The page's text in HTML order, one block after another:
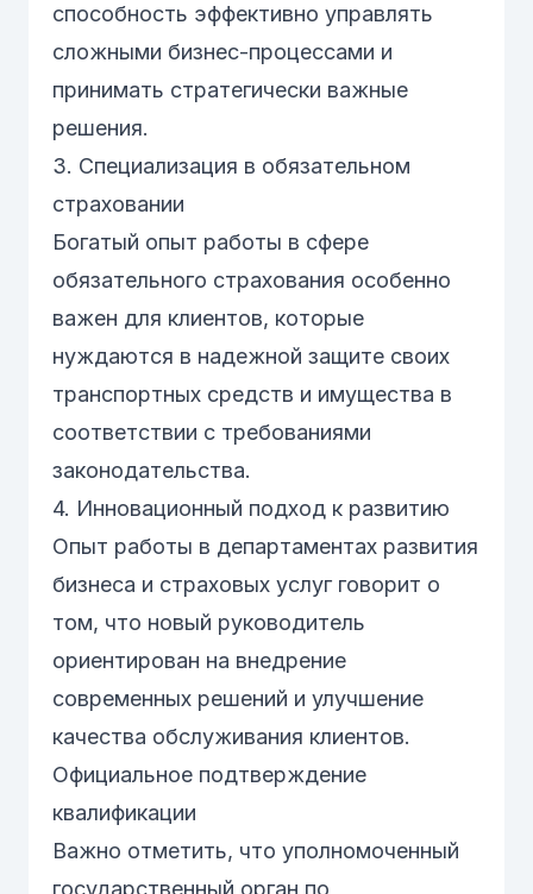
способность эффективно управлять
сложными бизнес-процессами и
принимать стратегически важные
решения.
3. Специализация в обязательном
страховании
Богатый опыт работы в сфере
обязательного страхования особенно
важен для клиентов, которые
нуждаются в надежной защите своих
транспортных средств и имущества в
соответствии с требованиями
законодательства.
4. Инновационный подход к развитию
Опыт работы в департаментах развития
бизнеса и страховых услуг говорит о
том, что новый руководитель
ориентирован на внедрение
современных решений и улучшение
качества обслуживания клиентов.
Официальное подтверждение
квалификации
Важно отметить, что уполномоченный